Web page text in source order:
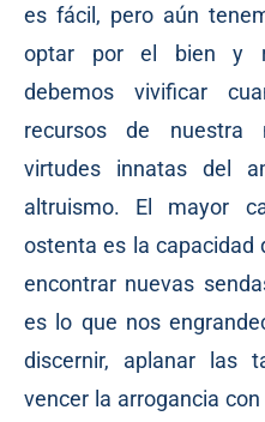
es fácil, pero aún
optar por el bien y
debemos vivificar
recursos de nuestra
virtudes innatas del
altruismo. El mayor
ostenta es la capacidad
encontrar nuevas
es lo que nos
discernir, aplanar las
vencer la arrogancia